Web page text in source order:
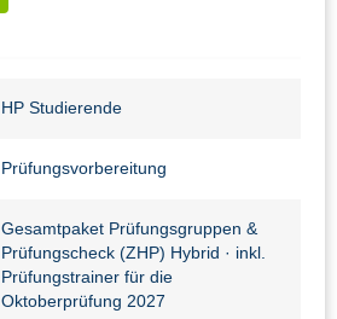
HP Studierende
Prüfungsvorbereitung
Gesamtpaket Prüfungsgruppen &
Prüfungscheck (ZHP) Hybrid · inkl.
Prüfungstrainer für die
Oktoberprüfung 2027